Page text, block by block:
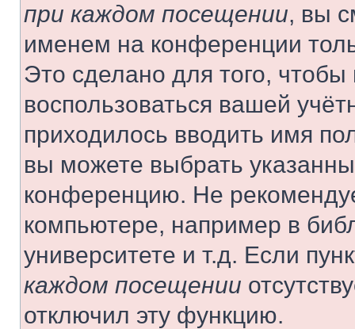
при каждом посещении, вы
именем на конференции
Это сделано для того, чтобы
воспользоваться вашей
приходилось вводить имя
вы можете выбрать
конференцию. Не
компьютере, например в
университете и т.д. Если
каждом посещении
отключил эту функцию.